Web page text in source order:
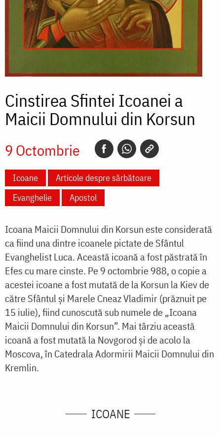
Cinstirea Sfintei Icoanei a
Maicii Domnului din Korsun
9 Octombrie
Icoane
Articole despre sărbătoare
Evanghelie
Apostol
Icoana Maicii Domnului din Korsun este considerată
ca fiind una dintre icoanele pictate de Sfântul
Evanghelist Luca. Această icoană a fost păstrată în
Efes cu mare cinste. Pe 9 octombrie 988, o copie a
acestei icoane a fost mutată de la Korsun la Kiev de
către Sfântul și Marele Cneaz Vladimir (prăznuit pe
15 iulie), fiind cunoscută sub numele de „Icoana
Maicii Domnului din Korsun”. Mai târziu această
icoană a fost mutată la Novgorod și de acolo la
Moscova, în Catedrala Adormirii Maicii Domnului din
Kremlin.
ICOANE